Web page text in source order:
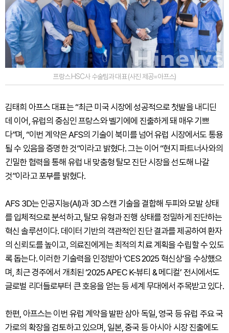
프랑스 HSC사 수술팀과 대표 (사진 제공=아프스)
김태희 아프스 대표는 “최근 미국 시장에 성공적으로 첫발을 내디딘
데 이어, 유럽의 중심인 프랑스와 벨기에에 진출하게 돼 매우 기쁘
다”며, “이번 계약은 AFS의 기술이 북미를 넘어 유럽 시장에서도 통용
될 수 있음을 증명한 것”이라고 밝혔다. 그는 이어 “현지 파트너사와의
긴밀한 협력을 통해 유럽 내 맞춤형 탈모 진단 시장을 선도해 나갈
것”이라고 포부를 밝혔다.
AFS 3D는 인공지능(AI)과 3D 스캔 기술을 결합해 두피와 모발 상태
를 입체적으로 분석하고, 탈모 유형과 진행 상태를 정밀하게 진단하는
혁신 솔루션이다. 데이터 기반의 객관적인 진단 결과를 제공하여 환자
의 신뢰도를 높이고, 의료진에게는 최적의 치료 계획을 수립할 수 있도
록 돕는다. 이러한 기술력을 인정받아 ‘CES 2025 혁신상’을 수상했으
며, 최근 경주에서 개최된 ‘2025 APEC K-뷰티 & 메디컬’ 전시에서도
글로벌 리더들로부터 큰 호응을 얻는 등 세계 무대에서 주목받고 있다.
한편, 아프스는 이번 유럽 계약을 발판 삼아 독일, 영국 등 유럽 주요 국
가로의 확장을 검토하고 있으며, 일본, 중국 등 아시아 시장 진출에도